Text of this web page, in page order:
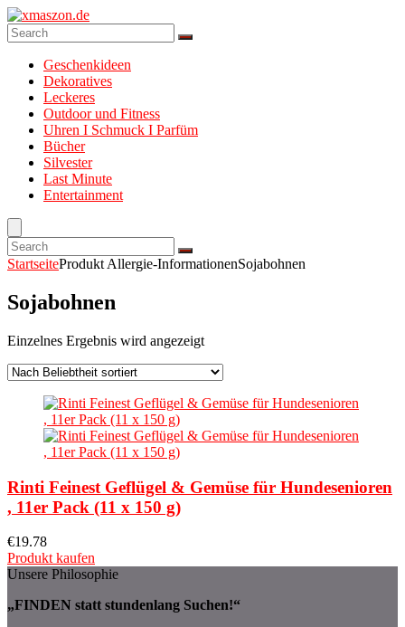
Geschenkideen
Dekoratives
Leckeres
Outdoor und Fitness
Uhren I Schmuck I Parfüm
Bücher
Silvester
Last Minute
Entertainment
StartseiteProdukt Allergie-InformationenSojabohnen
Sojabohnen
Einzelnes Ergebnis wird angezeigt
Rinti Feinest Geflügel & Gemüse für Hundesenioren
, 11er Pack (11 x 150 g)
€19.78
Produkt kaufen
Unsere Philosophie
„FINDEN statt stundenlang Suchen!“